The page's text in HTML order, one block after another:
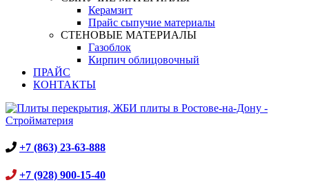
Керамзит
Прайс сыпучие материалы
СТЕНОВЫЕ МАТЕРИАЛЫ
Газоблок
Кирпич облицовочный
ПРАЙС
КОНТАКТЫ
+7 (863) 23-63-888
+7 (928) 900-15-40